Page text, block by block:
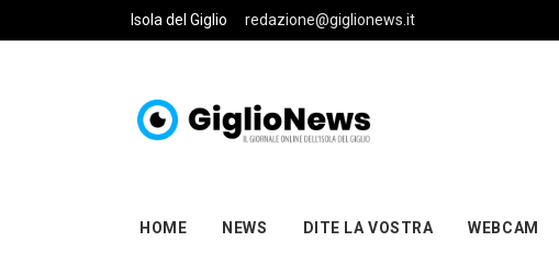
Skip to main content
Isola del Giglio redazione@giglionews.it
HOME NEWS DITE LA VOSTRA WEBCAM